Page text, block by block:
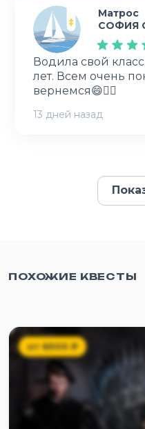
Матрос
СОФИЯ
Водила свой
лет. Всем очень
вернемся😄👍🏻
13 дней назад
ПОХОЖИЕ КВЕСТЫ
от6500₽